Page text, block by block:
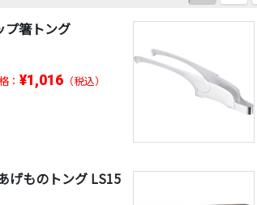
プ箸トング
： ¥1,016 （税込）
げものトング LS15